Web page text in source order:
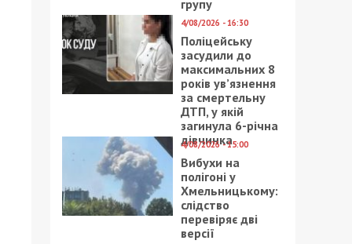
групу
4/08/2026 - 16:30
Поліцейську
засудили до
максимальних 8
років ув’язнення
за смертельну
ДТП, у якій
загинула 6-річна
дівчинка
4/08/2026 - 15:00
Вибухи на
полігоні у
Хмельницькому:
слідство
перевіряє дві
версії